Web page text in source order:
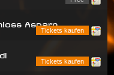
Asparn
Tickets kaufen
Tickets kaufen